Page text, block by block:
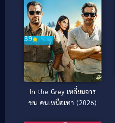
3.9
In the Grey เหลี่ยมจาร
ชน คนเหนือเทา (2026)